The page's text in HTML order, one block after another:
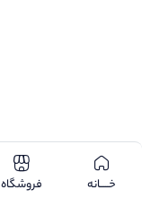
خـــــانه فروشگاه